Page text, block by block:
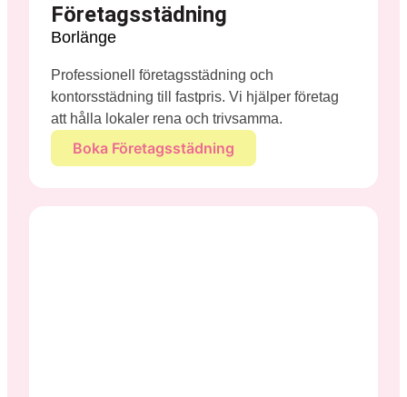
Företagsstädning
Borlänge
Professionell företagsstädning och
kontorsstädning till fastpris. Vi hjälper företag
att hålla lokaler rena och trivsamma.
Boka Företagsstädning